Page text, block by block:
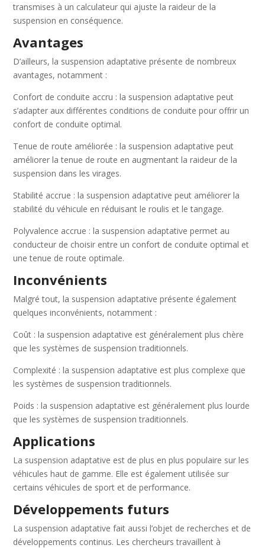
transmises à un calculateur qui ajuste la raideur de la
suspension en conséquence.
Avantages
D’ailleurs, la suspension adaptative présente de nombreux
avantages, notamment :
Confort de conduite accru : la suspension adaptative peut
s’adapter aux différentes conditions de conduite pour offrir un
confort de conduite optimal.
Tenue de route améliorée : la suspension adaptative peut
améliorer la tenue de route en augmentant la raideur de la
suspension dans les virages.
Stabilité accrue : la suspension adaptative peut améliorer la
stabilité du véhicule en réduisant le roulis et le tangage.
Polyvalence accrue : la suspension adaptative permet au
conducteur de choisir entre un confort de conduite optimal et
une tenue de route optimale.
Inconvénients
Malgré tout, la suspension adaptative présente également
quelques inconvénients, notamment :
Coût : la suspension adaptative est généralement plus chère
que les systèmes de suspension traditionnels.
Complexité : la suspension adaptative est plus complexe que
les systèmes de suspension traditionnels.
Poids : la suspension adaptative est généralement plus lourde
que les systèmes de suspension traditionnels.
Applications
La suspension adaptative est de plus en plus populaire sur les
véhicules haut de gamme. Elle est également utilisée sur
certains véhicules de sport et de performance.
Développements futurs
La suspension adaptative fait aussi l’objet de recherches et de
développements continus. Les chercheurs travaillent à